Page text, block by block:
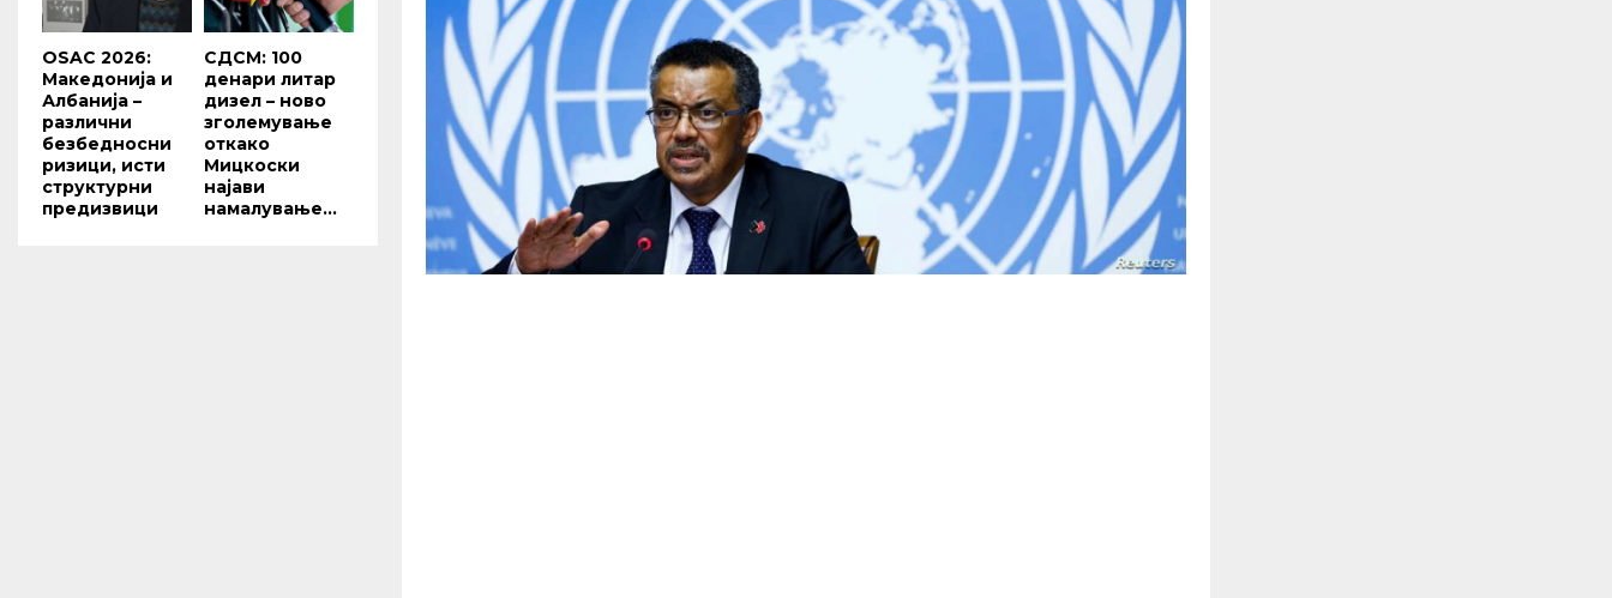
OSAC 2026:
Македонија и
Албанија –
различни
безбедносни
ризици, исти
структурни
предизвици
СДСМ: 100
денари литар
дизел – ново
зголемување
откако
Мицкоски
најави
намалување...